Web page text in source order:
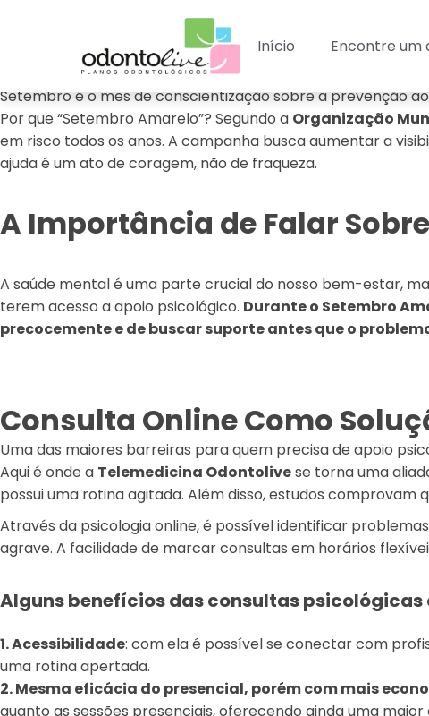
Início Encontre um
Setembro é o mês de conscientização sobre a prevenção
Por que “Setembro Amarelo”? Segundo a Organização
em risco todos os anos. A campanha busca aumentar a
ajuda é um ato de coragem, não de fraqueza.
A Importância de Falar
A saúde mental é uma parte crucial do nosso bem-estar,
terem acesso a apoio psicológico. Durante o Setembro
precocemente e de buscar suporte antes que o
Consulta Online Como
Uma das maiores barreiras para quem precisa de apoio
Aqui é onde a Telemedicina Odontolivese torna uma
possui uma rotina agitada. Além disso, estudos comprovam
Através da psicologia online, é possível identificar
agrave. A facilidade de marcar consultas em horários
Alguns benefícios das consultas psicológicas
1. Acessibilidade: com ela é possível se conectar com
uma rotina apertada.
2. Mesma eficácia do presencial, porém com mais
quanto as sessões presenciais, oferecendo ainda uma